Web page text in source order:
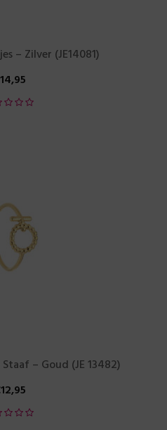
– Zilver (JE14081)
14,95
– Goud (JE 13482)
12,95